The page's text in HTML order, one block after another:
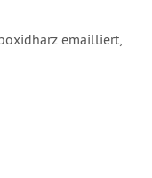
emailliert,